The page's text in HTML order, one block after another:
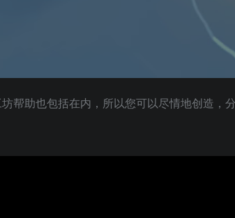
帮助也包括在内，所以您可以尽情地创造，